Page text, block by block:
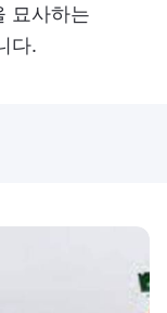
묘사하는
다.